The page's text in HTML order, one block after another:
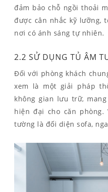
đảm bảo chỗ ngồi thoải
được cân nhắc kỹ lưỡng,
nơi có ánh sáng tự nhiên.
2.2 SỬ DỤNG TỦ ÂM
Đối với phòng khách
xem là một giải pháp
không gian lưu trữ,
hiện đại cho căn
tường là đối diện sofa,